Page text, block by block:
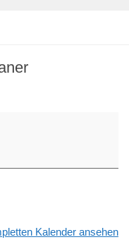
Kalender ansehen